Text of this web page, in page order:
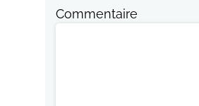
Commentaire